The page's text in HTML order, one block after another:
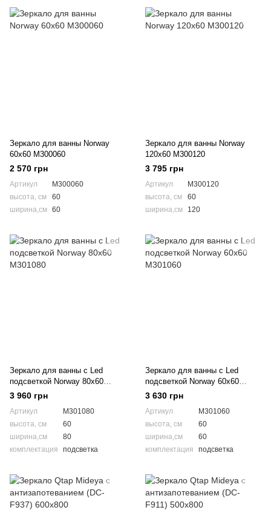
Зеркало для ванны Norway
60x60 M300060
2 570 грн
Артикул
M300060
высота, см
60
ширина,см 60
Зеркало для ванны Norway
120x60 M300120
3 795 грн
Артикул
M300120
высота, см
60
ширина,см
120
Зеркало для ванны с Led
подсветкой Norway 80x60
M301080
3 960 грн
Артикул
M301080
высота, см
60
ширина,см
80
комплектация
подсветка
Зеркало для ванны с Led
подсветкой Norway 60x60
M301060
3 630 грн
Артикул
M301060
высота, см
60
ширина,см
60
комплектация
подсветка